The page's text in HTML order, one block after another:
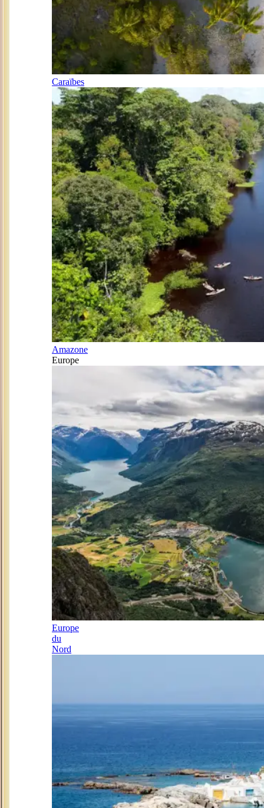
Caraïbes
Amazone
Europe
Europe
du
Nord